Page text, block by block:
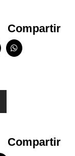
Compartir
Compartir